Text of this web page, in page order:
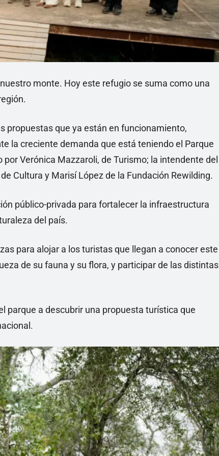
monte. Hoy este refugio se suma como una
propuestas que ya están en funcionamiento,
la creciente demanda que está teniendo el Parque
Verónica Mazzaroli, de Turismo; la intendente del
Cultura y Marisí López de la Fundación Rewilding.
público-privada para fortalecer la infraestructura
del país.
para alojar a los turistas que llegan a conocer este
de su fauna y su flora, y participar de las distintas
parque a descubrir una propuesta turística que